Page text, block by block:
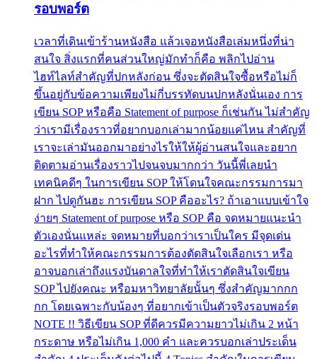
รอบพอร์ต
เวลาที่เดินเข้าร้านหนังสือ แล้วเจอหนังสือเล่มหนึ่งที่น่า
สนใจ สิ่งแรกที่คนส่วนใหญ่มักทำก็คือ พลิกไปอ่าน
ไฮท์ไลท์สำคัญที่ปกหลังก่อน ซึ่งจะตัดสินใจซื้อหรือไม่ก็
ขึ้นอยู่กับข้อความเพียงไม่กี่บรรทัดบนปกหลังนั่นเอง การ
เขียน SOP หรือคือ Statement of purpose ก็เช่นกัน ไม่สำคัญ
ว่าเรามีเรื่องราวที่อยากบอกเล่ามากน้อยแค่ไหน สำคัญที่
เราจะเล่ามันออกมาอย่างไรให้ให้ผู้อ่านสนใจและอยาก
ติดตามอ่านเรื่องราวไปจนจบมากกว่า วันนี้พี่เลยนำ
เทคนิคดีๆ ในการเขียน SOP ให้โดนใจคณะกรรมการมา
ฝาก ไปดูกันฮะ การเขียน SOP คืออะไร? ถ้าเอาแบบเข้าใจ
ง่ายๆ Statement of purpose หรือ SOP คือ จดหมายแนะนำ
ตัวเองนั่นแหล่ะ จดหมายที่บอกว่าเราเป็นใคร มีจุดเด่น
อะไรที่ทำให้คณะกรรมการต้องตัดสินใจเลือกเรา หรือ
อาจบอกเล่าถึงแรงบันดาลใจที่ทำให้เราตัดสินใจเขียน
SOP ไปยังคณะ หรือมหาวิทยาลัยนั้นๆ ซึ่งสำคัญมากกก
กก โดยเฉพาะกับน้องๆ ที่อยากเข้าเป็นตัวจริงรอบพอร์ต
NOTE !! วิธีเขียน SOP ที่ดีควรมีความยาวไม่เกิน 2 หน้า
กระดาษ หรือไม่เกิน 1,000 คำ และควรบอกเล่าประเด็น